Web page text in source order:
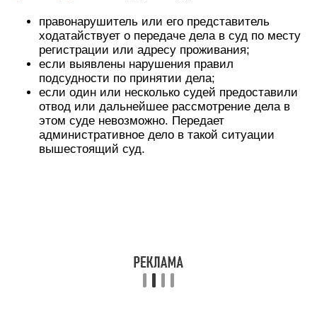
правонарушитель или его представитель
ходатайствует о передаче дела в суд по месту
регистрации или адресу проживания;
если выявлены нарушения правил
подсудности по принятии дела;
если один или несколько судей предоставили
отвод или дальнейшее рассмотрение дела в
этом суде невозможно. Передает
административное дело в такой ситуации
вышестоящий суд.